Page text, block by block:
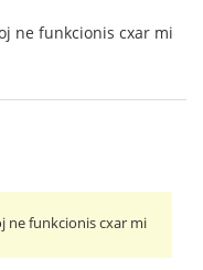
ne funkcionis cxar mi
ne funkcionis cxar mi